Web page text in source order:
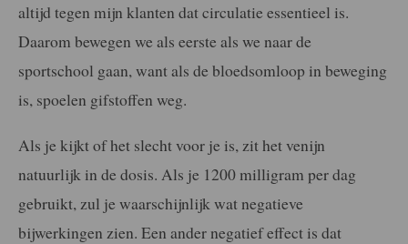
altijd tegen mijn klanten dat circulatie essentieel is.
Daarom bewegen we als eerste als we naar de
sportschool gaan, want als de bloedsomloop in beweging
is, spoelen gifstoffen weg.
Als je kijkt of het slecht voor je is, zit het venijn
natuurlijk in de dosis. Als je 1200 milligram per dag
gebruikt, zul je waarschijnlijk wat negatieve
bijwerkingen zien. Een ander negatief effect is dat